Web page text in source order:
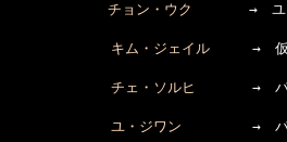
チョン・ウク →　ユン・
キム・ジェイル →　仮釈
チェ・ソルヒ →　パク
ユ・ジワン →　パク・